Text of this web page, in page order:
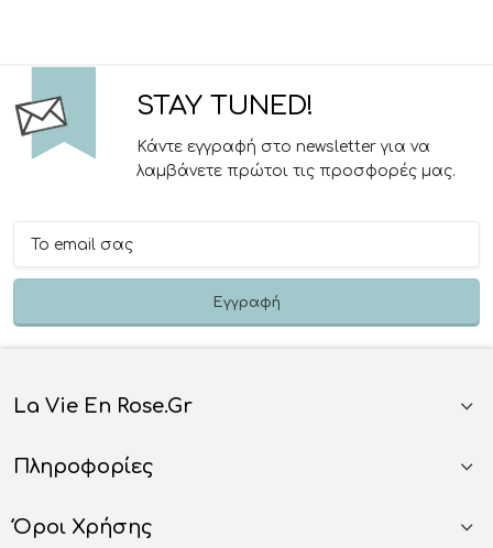
STAY TUNED!
Κάντε εγγραφή στο newsletter για να
λαμβάνετε πρώτοι τις προσφορές μας.
La Vie En Rose.gr
Πληροφορίες
Όροι Χρήσης